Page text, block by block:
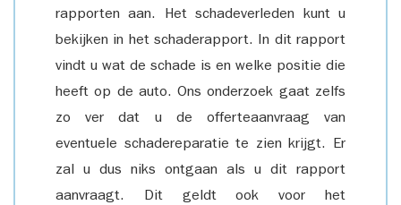
rapporten aan. Het schadeverleden kunt u
bekijken in het schaderapport. In dit rapport
vindt u wat de schade is en welke positie die
heeft op de auto. Ons onderzoek gaat zelfs
zo ver dat u de offerteaanvraag van
eventuele schadereparatie te zien krijgt. Er
zal u dus niks ontgaan als u dit rapport
aanvraagt. Dit geldt ook voor het